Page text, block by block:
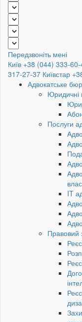
Передзвоніть мені
Київ +38 (044) 333-
317-27-37 Київстар
Адвокатське
Юридичні
Послуги
IT
Правовий